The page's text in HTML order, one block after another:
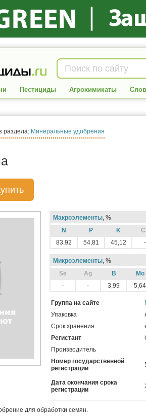
Пестициды Агрохимикаты
раздела: Минеральные удобрения
Макроэлементы, %
N
P K
83,92
54,81 45,12 -
Микроэлементы, %
Sе
Ag B
Mo
-
- 3,99 5,64
Группа на сайте
Упаковка
Срок хранения
Регистант
Производитель
Номер государственной
регистрации
Дата окончания срока
регистрации
для обработки семян.